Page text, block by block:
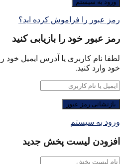
رمز عبور را فراموش کرده اید؟
رمز عبور خود را بازیابی کنید
لطفا نام کاربری یا آدرس ایمیل خود
خود وارد کنید.
ورود به سیستم
افزودن لیست پخش جدید